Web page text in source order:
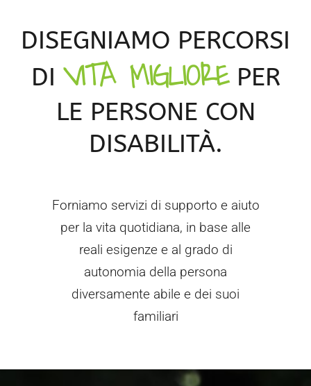
DISEGNIAMO PERCORSI
DI VITA MIGLIOREPER
LE PERSONE CON
DISABILITÀ.
Forniamo servizi di supporto e aiuto
per la vita quotidiana, in base alle
reali esigenze e al grado di
autonomia della persona
diversamente abile e dei suoi
familiari